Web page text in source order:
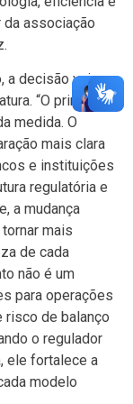
associação
a decisão vai
“O principal
medida. O
mais clara
e instituições
regulatória e
a mudança
mais
de cada
não é um
para operações
risco de balanço
o regulador
ele fortalece a
modelo